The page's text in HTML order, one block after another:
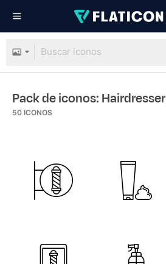
Pack de iconos: Hairdresser
50 ICONOS